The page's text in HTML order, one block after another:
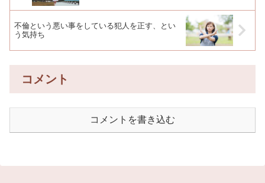
不倫という悪い事をしている犯人を正す、とい
う気持ち
コメント
コメントを書き込む